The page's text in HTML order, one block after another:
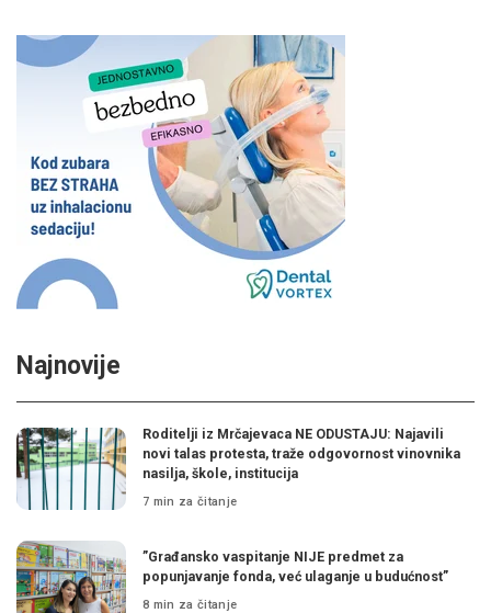
Najnovije
Roditelji iz Mrčajevaca NE ODUSTAJU: Najavili
novi talas protesta, traže odgovornost vinovnika
nasilja, škole, institucija
7 min za čitanje
”Građansko vaspitanje NIJE predmet za
popunjavanje fonda, već ulaganje u budućnost”
8 min za čitanje